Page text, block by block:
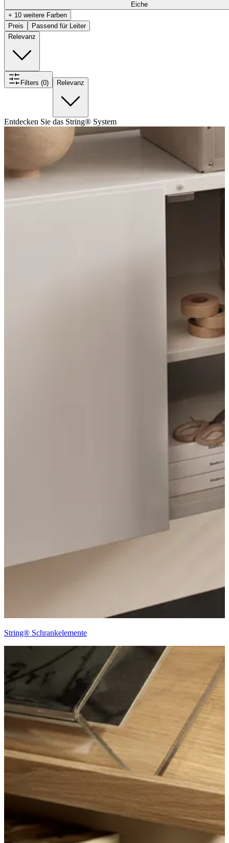
Eiche
+ 10 weitere Farben
Preis
Passend für Leiter
Relevanz
Filters (0) Relevanz
Entdecken Sie das String® System
String® Schrankelemente